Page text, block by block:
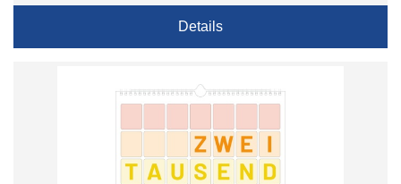
Details